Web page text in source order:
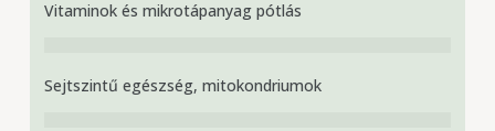
Vitaminok és mikrotápanyag pótlás
Sejtszintű egészség, mitokondriumok